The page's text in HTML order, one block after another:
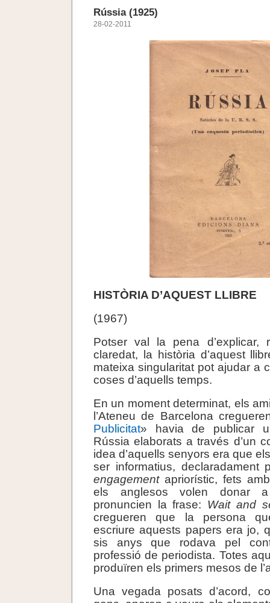
Rússia (1925)
28-02-2011
HISTÒRIA D’AQUEST LLIBRE
(1967)
Potser val la pena d’explicar,
claredat, la història d’aquest
mateixa singularitat pot ajudar a
coses d’aquells temps.
En un moment determinat, els
l’Ateneu de Barcelona
Publicitat» havia de publicar
Rússia elaborats a través d’un
idea d’aquells senyors era que
ser informatius, declaradament
engagementapriorístic, fets
els anglesos volen donar
pronuncien la frase: Wait and
cregueren que la persona
escriure aquests papers era jo,
sis anys que rodava pel
professió de periodista. Totes
produïren els primers mesos de
Una vegada posats d’acord,